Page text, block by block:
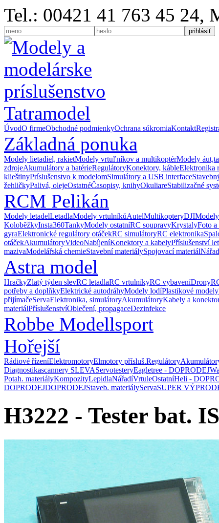
Tel.: 00421 41 763 45 24,
ÚvodO firmeObchodné podmienkyOchrana súkromiaKontakt
Základná ponuka
Modely lietadiel, rakietModely vrtuľníkov a multikoptérModely
zdrojeAkumulátory a batérieRegulátoryKonektory, kábleElektronika
klieštinyPríslušenstvo k modelomSimulátory a USB interface
žehličkyPalivá, olejeOstatnéČasopisy, knihyOkuliareStabilizačné
RCM Pelikán
Modely letadelLetadlaModely vrtulníkůAutelMultikopteryDJI
KoloběžkyInsta360TankyModely ostatníRC soupravyKrystalyFoto
gyraElektronické regulátory otáčekRC simulátoryRC elektronika
otáčekAkumulátoryVideoNabíjeníKonektory a kabelyPříslušenství
mazivaModelářská chemieStavební materiálySpojovací materiál
Astra model
HračkyZlatý týden slevRC letadlaRC vrtulníkyRC vybaveníDrony
potřeby a doplňkyElektrické autodráhyModely lodíPlastikové modely
přijímačeServaElektronika, simulátoryAkumulátoryKabely a
materiálPříslušenstvíOblečení, propagaceDezinfekce
Robbe Modellsport
Hořejší
Rádiové řízeníElektromotoryElmotory přísluš.Regulátory
Diagnostikascannery SLEVAServotesteryEagletree - DOPRODEJ
Potah. materiályKompozityLepidlaNářadíVrtuleOstatníHeli -
DOPRODEJDOPRODEJStaveb. materiályServaSUPER
H3222 - Tester bat.